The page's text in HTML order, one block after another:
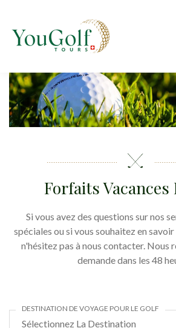
Forfaits Vacances
Si vous avez des questions sur nos
spéciales ou si vous souhaitez en
n'hésitez pas à nous contacter. Nous
demande dans les 48
Sélectionnez La Destination
DESTINATION DE VOYAGE POUR LE GOLF